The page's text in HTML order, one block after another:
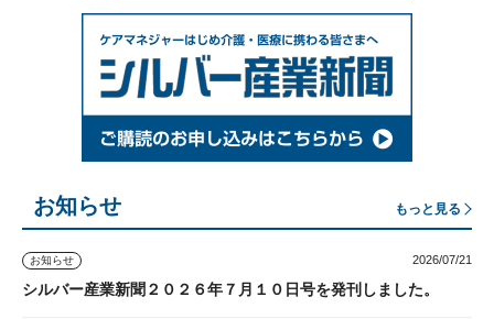
お知らせ もっと見る
お知らせ 2026/07/21
シルバー産業新聞２０２６年７月１０日号を発刊しました。